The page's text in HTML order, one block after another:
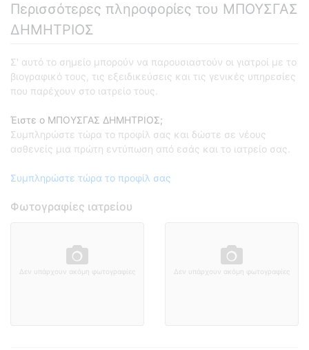
Περισσότερες πληροφορίες του ΜΠΟΥΣΓΑΣ
ΔΗΜΗΤΡΙΟΣ
Σ' αυτό το σημείο μπορούν να παρουσιαστούν οι γιατροί με το
βιογραφικό τους, τις εξειδικεύσεις και τις γενικές υπηρεσίες
που παρέχουν στο ιατρείο τους.
Έιστε ο ΜΠΟΥΣΓΑΣ ΔΗΜΗΤΡΙΟΣ;
Συμπληρώστε τώρα το προφίλ σας και δώστε σε νέους
ασθενείς μια πρώτη εντύπωση από εσάς και το ιατρείο σας.
Συμπληρώστε τώρα το προφίλ σας
Φωτογραφίες ιατρείου
Δεν υπάρχουν ακόμη φωτογραφίες Δεν υπάρχουν ακόμη φωτογραφίες